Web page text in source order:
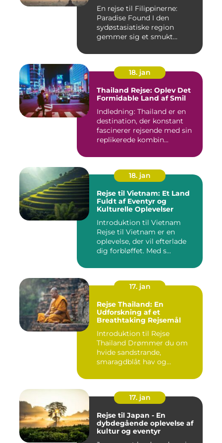
En rejse til Filippinerne:
Paradise Found I den
sydøstasiatiske region
gemmer sig et smukt
18. jan
Thailand Rejse: Oplev Det
Formidable Land af Smil
Indledning: Thailand er en
destination, der konstant
fascinerer rejsende med sin
replikerede kombin...
18. jan
Rejse til Vietnam: Et Land
Fuldt af Eventyr og
Kulturelle Oplevelser
Introduktion til Vietnam
Rejse til Vietnam er en
oplevelse, der vil efterlade
dig forbløffet. Med s...
17. jan
Rejse Thailand: En
Udforskning af et
Breathtaking Rejsemål
Introduktion til Rejse
Thailand Drømmer du om
hvide sandstrande,
smaragdblåt hav og
17. jan
Rejse til Japan - En
dybdegående oplevelse af
kultur og eventyr